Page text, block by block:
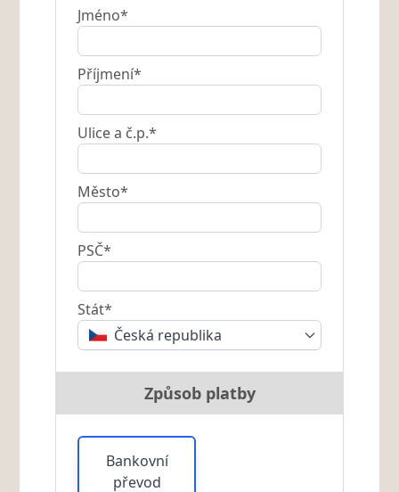
Jméno*
Příjmení*
Ulice a č.p.*
Město*
PSČ*
Stát*
Česká republika
Způsob platby
Bankovní
převod